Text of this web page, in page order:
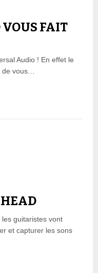
FAIT
Audio ! En effet le
vous…
guitaristes vont
et capturer les sons